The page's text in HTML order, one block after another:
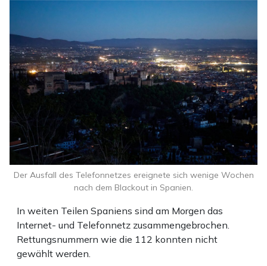
In weiten Teilen Spaniens sind am Morgen das
Internet- und Telefonnetz zusammengebrochen.
Rettungsnummern wie die 112 konnten nicht
gewählt werden.
Der Ausfall des Telefonnetzes ereignete sich wenige Wochen
nach dem Blackout in Spanien.